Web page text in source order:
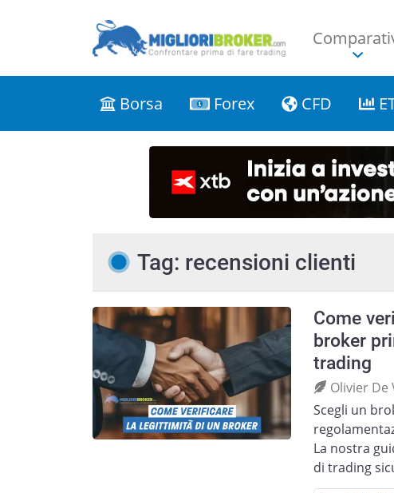
Borsa Forex CFD
Tag: recensioni clienti
Come
broker
trading
Olivier De
Scegli un
La nostra
di trading